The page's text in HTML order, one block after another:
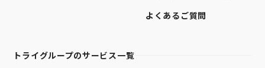
よくあるご質問
トライグループのサービス一覧